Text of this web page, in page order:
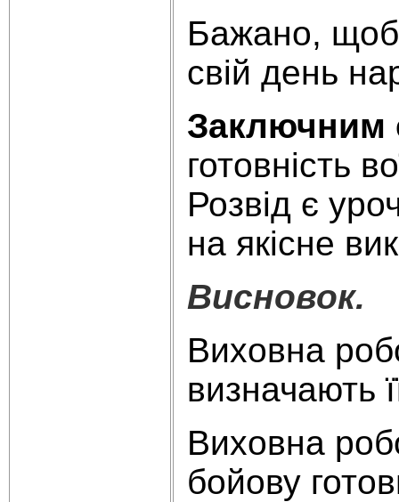
Бажано, щоб
свій день
Заключним
готовність
Розвід є
на якісне
Висновок.
Виховна
визначають
Виховна
бойову